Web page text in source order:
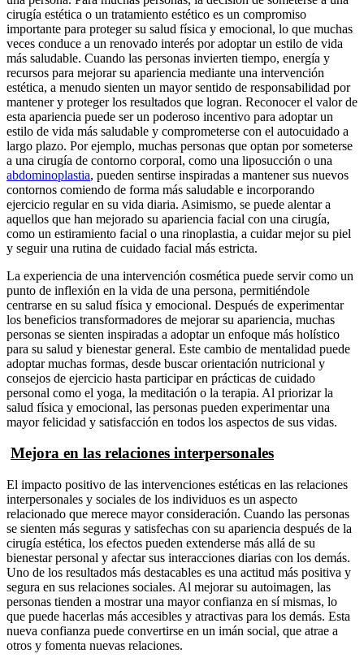
cirugía estética o un tratamiento estético es un compromiso
importante para proteger su salud física y emocional, lo que muchas
veces conduce a un renovado interés por adoptar un estilo de vida
más saludable. Cuando las personas invierten tiempo, energía y
recursos para mejorar su apariencia mediante una intervención
estética, a menudo sienten un mayor sentido de responsabilidad por
mantener y proteger los resultados que logran. Reconocer el valor de
esta apariencia puede ser un poderoso incentivo para adoptar un
estilo de vida más saludable y comprometerse con el autocuidado a
largo plazo. Por ejemplo, muchas personas que optan por someterse
a una cirugía de contorno corporal, como una liposucción o una
abdominoplastia, pueden sentirse inspiradas a mantener sus nuevos
contornos comiendo de forma más saludable e incorporando
ejercicio regular en su vida diaria. Asimismo, se puede alentar a
aquellos que han mejorado su apariencia facial con una cirugía,
como un estiramiento facial o una rinoplastia, a cuidar mejor su piel
y seguir una rutina de cuidado facial más estricta.
La experiencia de una intervención cosmética puede servir como un
punto de inflexión en la vida de una persona, permitiéndole
centrarse en su salud física y emocional. Después de experimentar
los beneficios transformadores de mejorar su apariencia, muchas
personas se sienten inspiradas a adoptar un enfoque más holístico
para su salud y bienestar general. Este cambio de mentalidad puede
adoptar muchas formas, desde buscar orientación nutricional y
consejos de ejercicio hasta participar en prácticas de cuidado
personal como el yoga, la meditación o la terapia. Al priorizar la
salud física y emocional, las personas pueden experimentar una
mayor felicidad y satisfacción en todos los aspectos de sus vidas.
Mejora en las relaciones interpersonales
El impacto positivo de las intervenciones estéticas en las relaciones
interpersonales y sociales de los individuos es un aspecto
relacionado que merece mayor consideración. Cuando las personas
se sienten más seguras y satisfechas con su apariencia después de la
cirugía estética, los efectos pueden extenderse más allá de su
bienestar personal y afectar sus interacciones diarias con los demás.
Uno de los resultados más destacables es una actitud más positiva y
segura en sus relaciones sociales. Al mejorar su autoimagen, las
personas tienden a mostrar una mayor confianza en sí mismas, lo
que puede hacerlas más accesibles y atractivas para los demás. Esta
nueva confianza puede convertirse en un imán social, que atrae a
otros y fomenta nuevas relaciones.